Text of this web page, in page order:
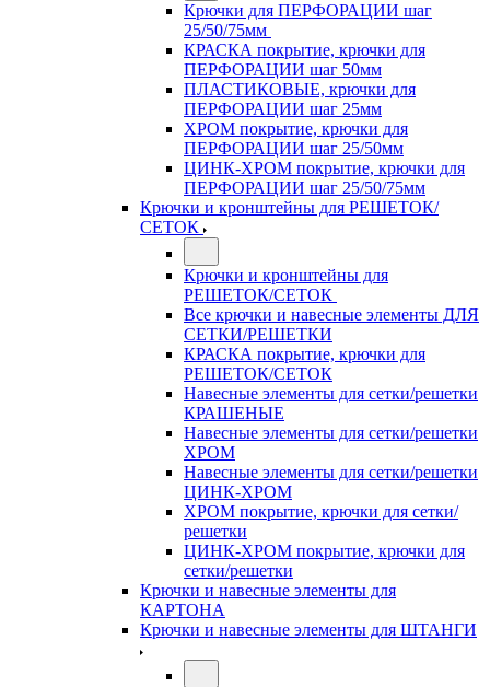
Крючки для ПЕРФОРАЦИИ шаг
25/50/75мм
КРАСКА покрытие, крючки для
ПЕРФОРАЦИИ шаг 50мм
ПЛАСТИКОВЫЕ, крючки для
ПЕРФОРАЦИИ шаг 25мм
ХРОМ покрытие, крючки для
ПЕРФОРАЦИИ шаг 25/50мм
ЦИНК-ХРОМ покрытие, крючки для
ПЕРФОРАЦИИ шаг 25/50/75мм
Крючки и кронштейны для РЕШЕТОК/
СЕТОК
Крючки и кронштейны для
РЕШЕТОК/СЕТОК
Все крючки и навесные элементы ДЛЯ
СЕТКИ/РЕШЕТКИ
КРАСКА покрытие, крючки для
РЕШЕТОК/СЕТОК
Навесные элементы для сетки/решетки
КРАШЕНЫЕ
Навесные элементы для сетки/решетки
ХРОМ
Навесные элементы для сетки/решетки
ЦИНК-ХРОМ
ХРОМ покрытие, крючки для сетки/
решетки
ЦИНК-ХРОМ покрытие, крючки для
сетки/решетки
Крючки и навесные элементы для
КАРТОНА
Крючки и навесные элементы для ШТАНГИ